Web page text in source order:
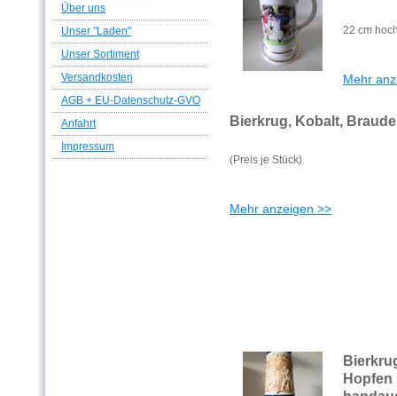
Über uns
Unser "Laden"
Unser Sortiment
Versandkosten
AGB + EU-Datenschutz-GVO
Anfahrt
Impressum
22 cm
Mehr
Bierkrug, Kobalt,
(Preis je Stück)
Mehr anzeigen >>